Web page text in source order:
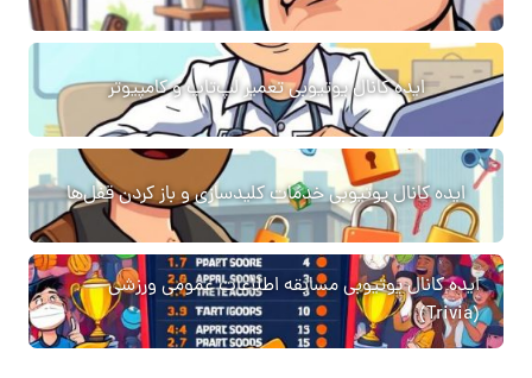
ایده کانال یوتیوبی تعمیر لپ‌تاپ و کامپیوتر
ایده کانال یوتیوبی خدمات کلیدسازی و باز کردن قفل‌ها
ایده کانال یوتیوبی مسابقه اطلاعات عمومی ورزشی
(Trivia)